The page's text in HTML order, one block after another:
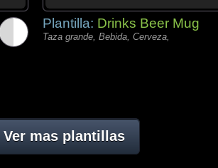
Plantilla: Drinks Beer Mug
Taza grande, Bebida, Cerveza,
Ver mas plantillas